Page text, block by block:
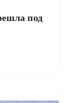
под